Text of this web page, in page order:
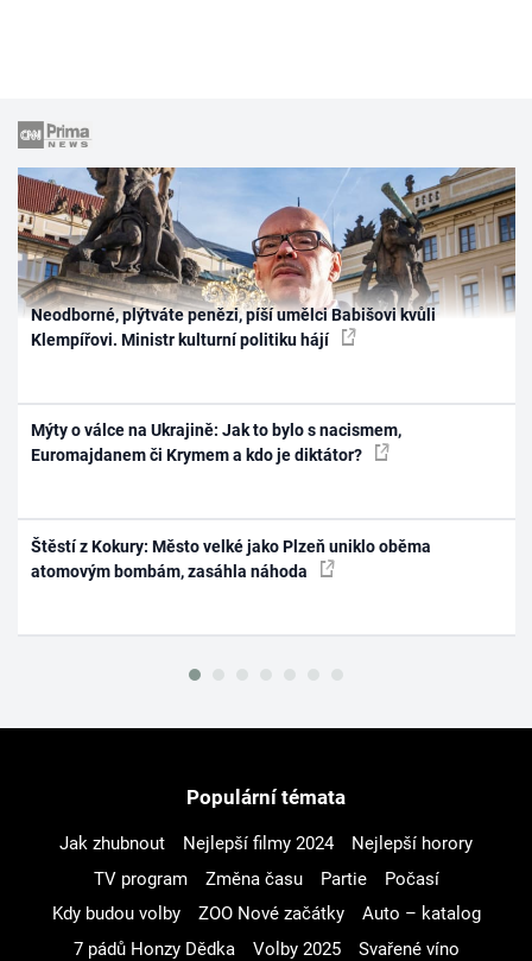
Neodborné, plýtváte penězi, píší umělci Babišovi kvůli
Klempířovi. Ministr kulturní politiku hájí
Mýty o válce na Ukrajině: Jak to bylo s nacismem,
Euromajdanem či Krymem a kdo je diktátor?
Štěstí z Kokury: Město velké jako Plzeň uniklo oběma
atomovým bombám, zasáhla náhoda
Populární témata
Jak zhubnout Nejlepší filmy 2024
Nejlepší horory
TV program
Změna času Partie
Počasí
Kdy budou volby
ZOO Nové začátky
Auto – katalog
7 pádů Honzy Dědka
Volby 2025
Svařené víno